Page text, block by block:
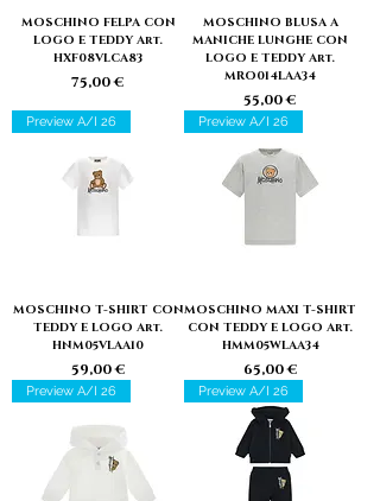
MOSCHINO FELPA CON
LOGO E TEDDY Art.
HXF08VLCA83
Prezzo
75,00 €
MOSCHINO BLUSA A
MANICHE LUNGHE CON
LOGO E TEDDY Art.
MRO014LAA34
Prezzo
55,00 €
Preview A/I 26
MOSCHINO T-SHIRT CON
TEDDY E LOGO Art.
HNM05VLAA10
Prezzo
59,00 €
Preview A/I 26
MOSCHINO MAXI T-SHIRT
CON TEDDY E LOGO Art.
HMM05WLAA34
Prezzo
65,00 €
Preview A/I 26 Preview A/I 26